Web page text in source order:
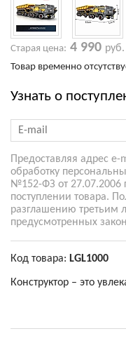
Старая цена: 4 990 руб.
Товар временно
Узнать о
Предоставляя адрес
обработку
№152-ФЗ от 27.07.2006
поступлении товара.
разглашению третьим
предусмотренных
Код товара: LGL1000
Конструктор – это